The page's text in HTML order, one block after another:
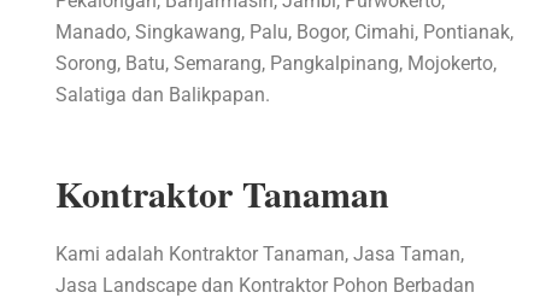
Manado, Singkawang, Palu, Bogor, Cimahi, Pontianak,
Sorong, Batu, Semarang, Pangkalpinang, Mojokerto,
Salatiga dan Balikpapan.
Kontraktor Tanaman
Kami adalah Kontraktor Tanaman, Jasa Taman,
Jasa Landscape dan Kontraktor Pohon Berbadan